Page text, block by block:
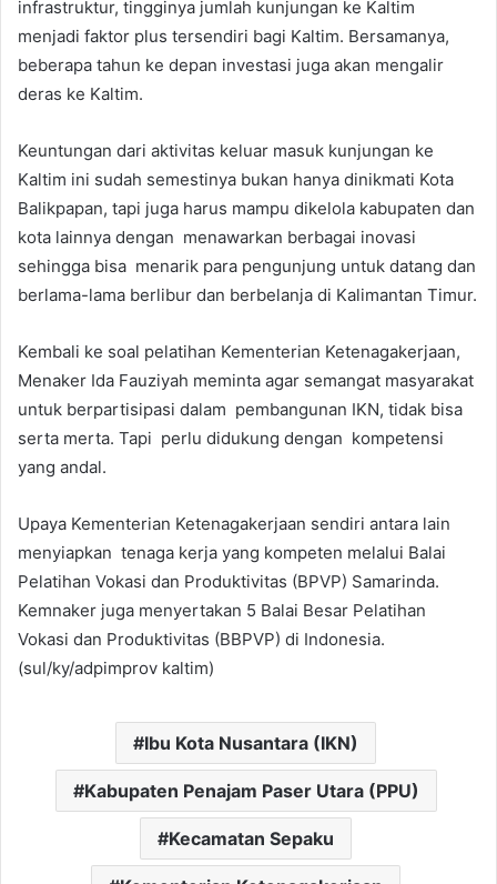
infrastruktur, tingginya jumlah kunjungan ke Kaltim
menjadi faktor plus tersendiri bagi Kaltim. Bersamanya,
beberapa tahun ke depan investasi juga akan mengalir
deras ke Kaltim.
Keuntungan dari aktivitas keluar masuk kunjungan ke
Kaltim ini sudah semestinya bukan hanya dinikmati Kota
Balikpapan, tapi juga harus mampu dikelola kabupaten dan
kota lainnya dengan menawarkan berbagai inovasi
sehingga bisa menarik para pengunjung untuk datang dan
berlama-lama berlibur dan berbelanja di Kalimantan Timur.
Kembali ke soal pelatihan Kementerian Ketenagakerjaan,
Menaker Ida Fauziyah meminta agar semangat masyarakat
untuk berpartisipasi dalam pembangunan IKN, tidak bisa
serta merta. Tapi perlu didukung dengan kompetensi
yang andal.
Upaya Kementerian Ketenagakerjaan sendiri antara lain
menyiapkan tenaga kerja yang kompeten melalui Balai
Pelatihan Vokasi dan Produktivitas (BPVP) Samarinda.
Kemnaker juga menyertakan 5 Balai Besar Pelatihan
Vokasi dan Produktivitas (BBPVP) di Indonesia.
(sul/ky/adpimprov kaltim)
Ibu Kota Nusantara (IKN)
Kabupaten Penajam Paser Utara (PPU)
Kecamatan Sepaku